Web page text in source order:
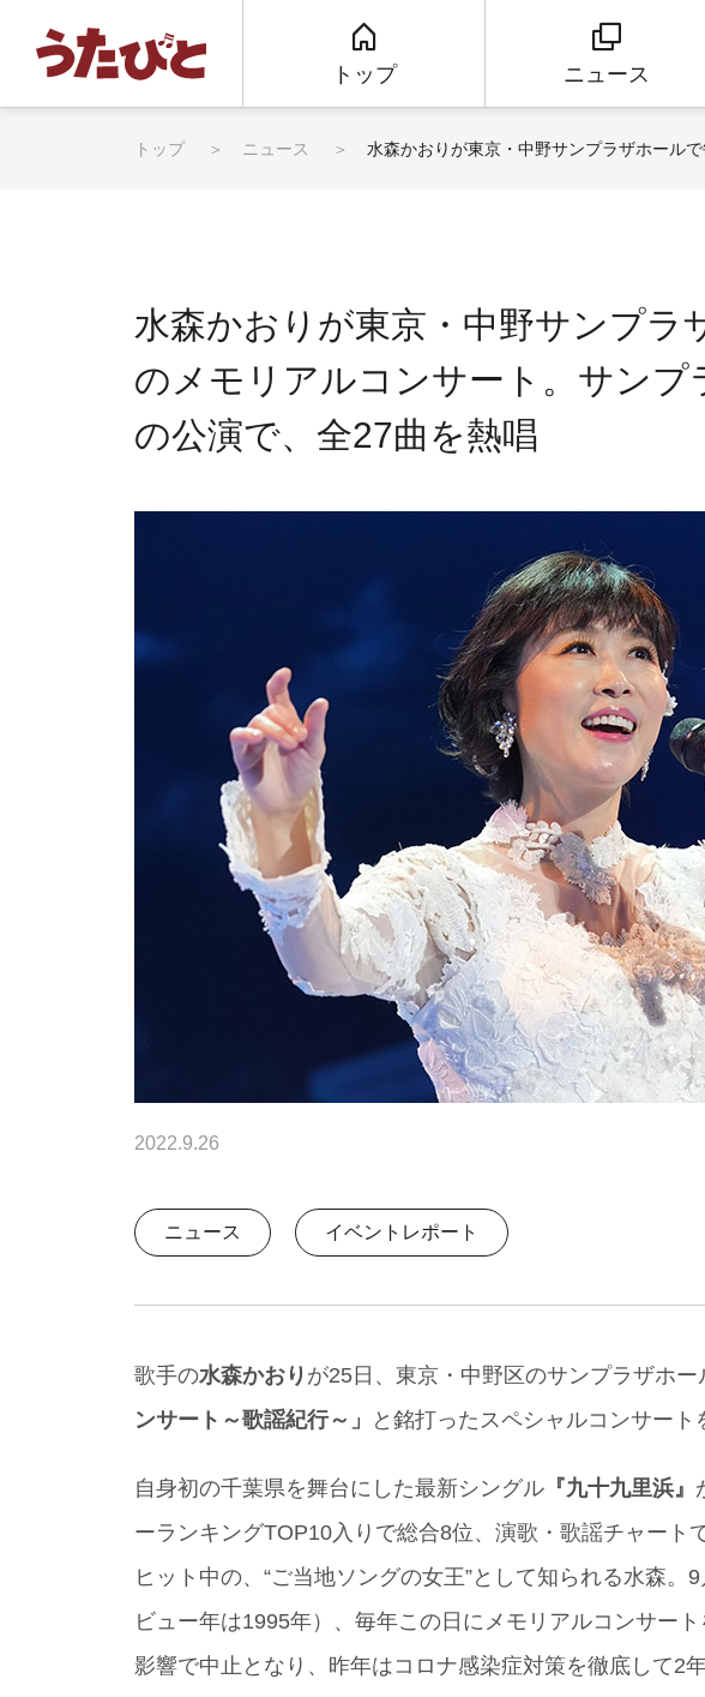
トップ ニュース
トップ ニュース 水森かおりが東京・中野サンプラザホール
水森かおりが東京・中野サンプラ
のメモリアルコンサート。サンプ
の公演で、全27曲を熱唱
2022.9.26
ニュース イベントレポート
歌手の水森かおり が25日、東京・中野区のサンプラザホー
ンサート～歌謡紀行～」
と銘打ったスペシャルコンサート
自身初の千葉県を舞台にした最新シングル 『九十九里浜』
ーランキングTOP10入りで総合8位、演歌・歌謡チャート
ヒット中の、“ご当地ソングの女王”として知られる水森。
ビュー年は1995年）、毎年この日にメモリアルコンサー
影響で中止となり、昨年はコロナ感染症対策を徹底して2